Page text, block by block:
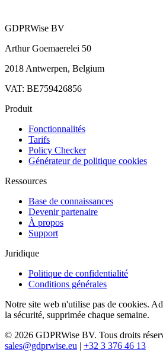
GDPRWise BV
Arthur Goemaerelei 50
2018 Antwerpen, Belgium
VAT: BE759426856
Produit
Fonctionnalités
Tarifs
Policy Checker
Générateur de politique cookies
Ressources
Base de connaissances
Devenir partenaire
À propos
Support
Juridique
Politique de confidentialité
Conditions générales
Notre site web n'utilise pas de cookies.
la sécurité, supprimée chaque semaine.
© 2026 GDPRWise BV. Tous droits
sales@gdprwise.eu | +32 3 376 46 13